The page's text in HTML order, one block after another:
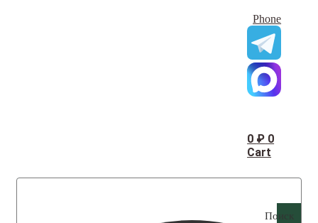
Phone
0 ₽ 0
Cart
Поиск